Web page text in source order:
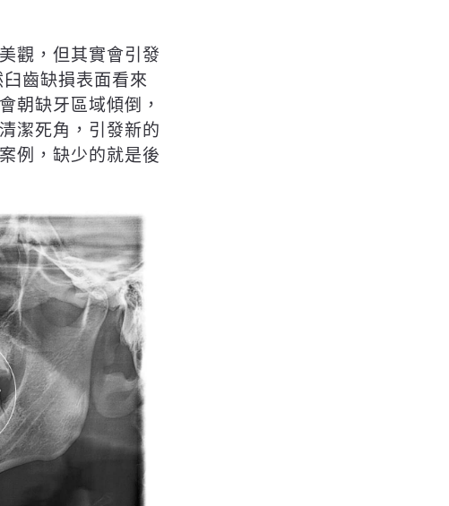
觀，但其實會引發
齒缺損表面看來
朝缺牙區域傾倒，
潔死角，引發新的
例，缺少的就是後